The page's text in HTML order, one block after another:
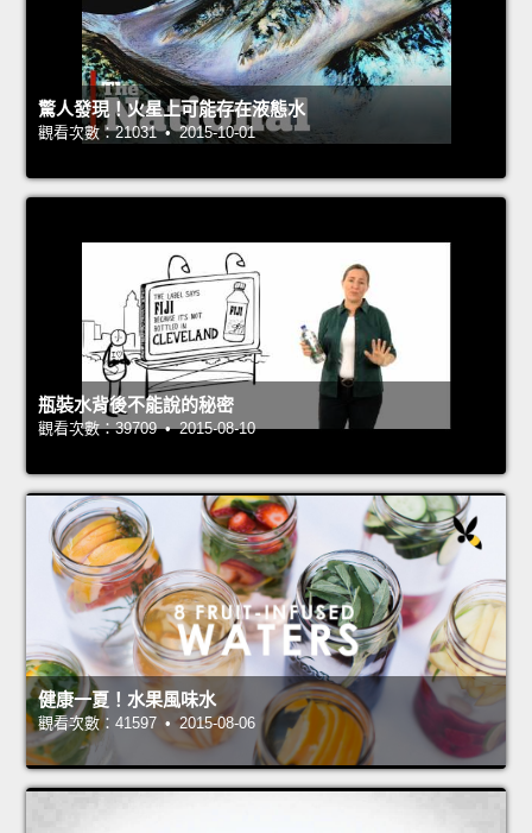
驚人發現！火星上可能存在液態水
觀看次數：21031 • 2015-10-01
瓶裝水背後不能說的秘密
觀看次數：39709 • 2015-08-10
健康一夏！水果風味水
觀看次數：41597 • 2015-08-06